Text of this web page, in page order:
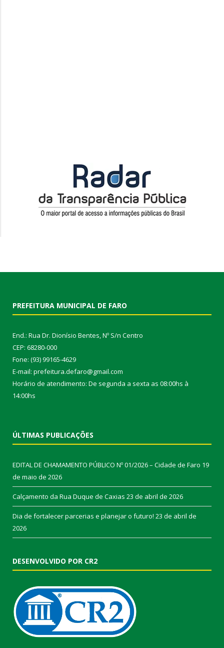
PREFEITURA MUNICIPAL DE FARO
End.: Rua Dr. Dionísio Bentes, Nº S/n Centro
CEP: 68280-000
Fone: (93) 99165-4629
E-mail: prefeitura.defaro@gmail.com
Horário de atendimento: De segunda a sexta as 08:00hs à
14:00hs
ÚLTIMAS PUBLICAÇÕES
EDITAL DE CHAMAMENTO PÚBLICO Nº 01/2026 – Cidade de Faro 19
de maio de 2026
Calçamento da Rua Duque de Caxias 23 de abril de 2026
Dia de fortalecer parcerias e planejar o futuro! 23 de abril de
2026
DESENVOLVIDO POR CR2